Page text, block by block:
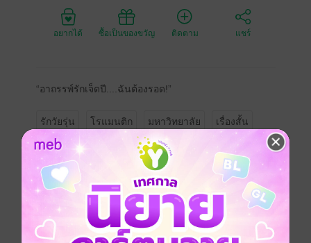
อยากได้ ซื้อเป็นของขวัญ ติดตาม แชร์
“อาถรรพ์รักเจ็ดปี....ฉันต้องรอด!”
รักวัยรุ่น โรแมนติก มหาวิทยาลัย เรื่องสั้น
ความรัก
ประเภทไฟล์ pdf, epub(สารบัญ)
วันที่วางขาย 06 ตุลาคม 2565